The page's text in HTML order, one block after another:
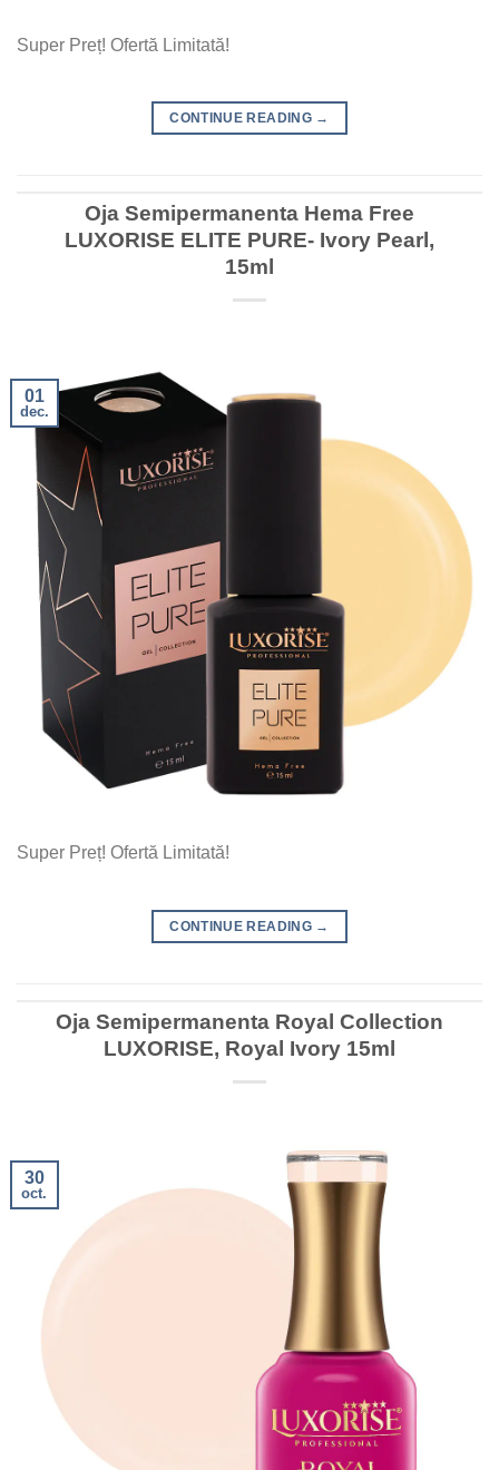
Super Preț! Ofertă Limitată!
CONTINUE READING →
Oja Semipermanenta Hema Free
LUXORISE ELITE PURE- Ivory Pearl,
15ml
01
dec.
Super Preț! Ofertă Limitată!
CONTINUE READING →
Oja Semipermanenta Royal Collection
LUXORISE, Royal Ivory 15ml
30
oct.